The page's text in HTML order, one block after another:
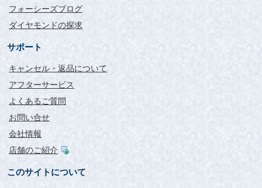
フォーシーズブログ
ダイヤモンドの探求
サポート
キャンセル・返品について
アフターサービス
よくあるご質問
お問い合せ
会社情報
店舗のご紹介
このサイトについて